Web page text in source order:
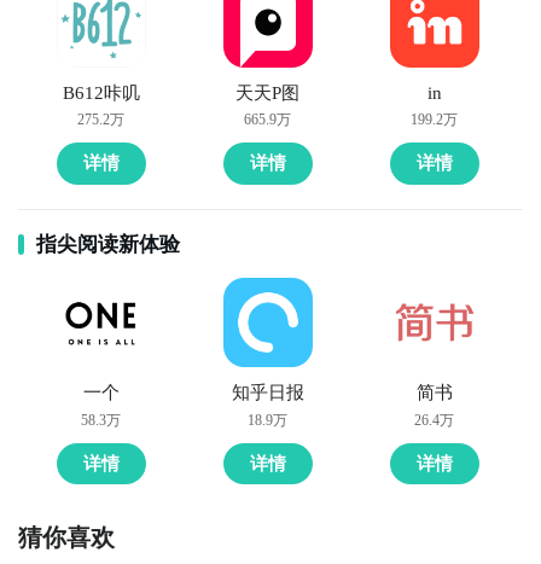
B612咔叽
275.2万
详情
天天P图
665.9万
详情
in
199.2万
详情
指尖阅读新体验
一个
58.3万
详情
知乎日报
18.9万
详情
简书
26.4万
详情
猜你喜欢